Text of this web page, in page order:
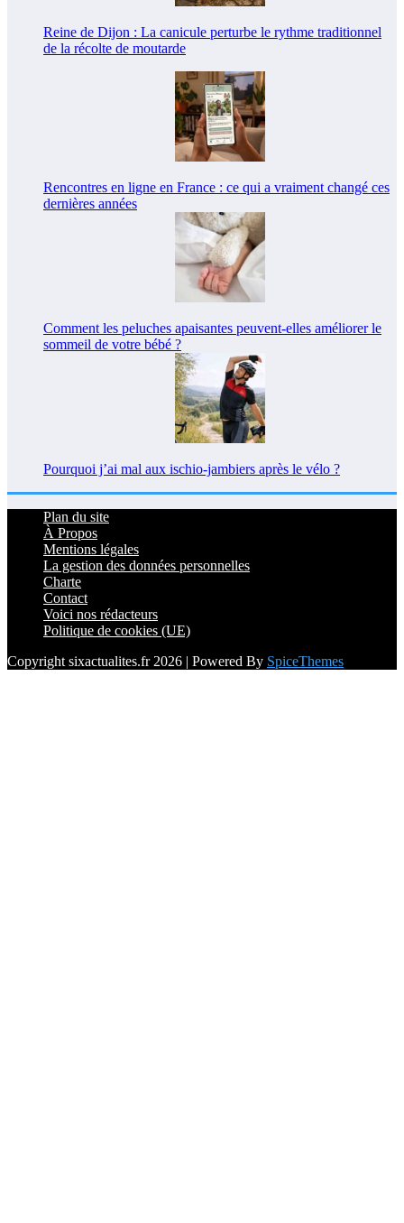
Reine de Dijon : La canicule perturbe le rythme traditionnel
de la récolte de moutarde
Rencontres en ligne en France : ce qui a vraiment changé ces
dernières années
Comment les peluches apaisantes peuvent-elles améliorer le
sommeil de votre bébé ?
Pourquoi j’ai mal aux ischio-jambiers après le vélo ?
Plan du site
À Propos
Mentions légales
La gestion des données personnelles
Charte
Contact
Voici nos rédacteurs
Politique de cookies (UE)
Copyright sixactualites.fr 2026 | Powered By SpiceThemes